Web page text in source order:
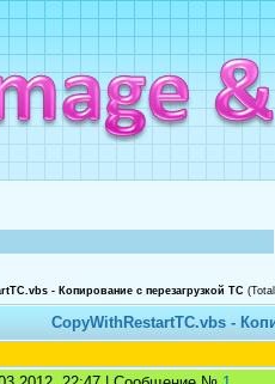
- Копирование с перезагрузкой ТС
CopyWithRestartTC.vbs -